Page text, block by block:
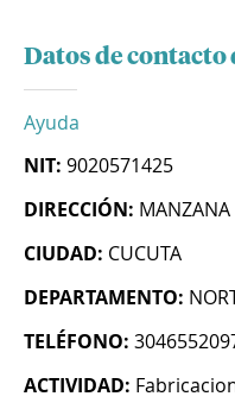
Datos de contacto
Ayuda
NIT: 9020571425
DIRECCIÓN: MANZANA
CIUDAD: CUCUTA
DEPARTAMENTO:
TELÉFONO:
ACTIVIDAD: